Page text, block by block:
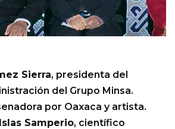
Sierra, presidenta del
del Grupo Minsa.
por Oaxaca y artista.
Samperio, científico